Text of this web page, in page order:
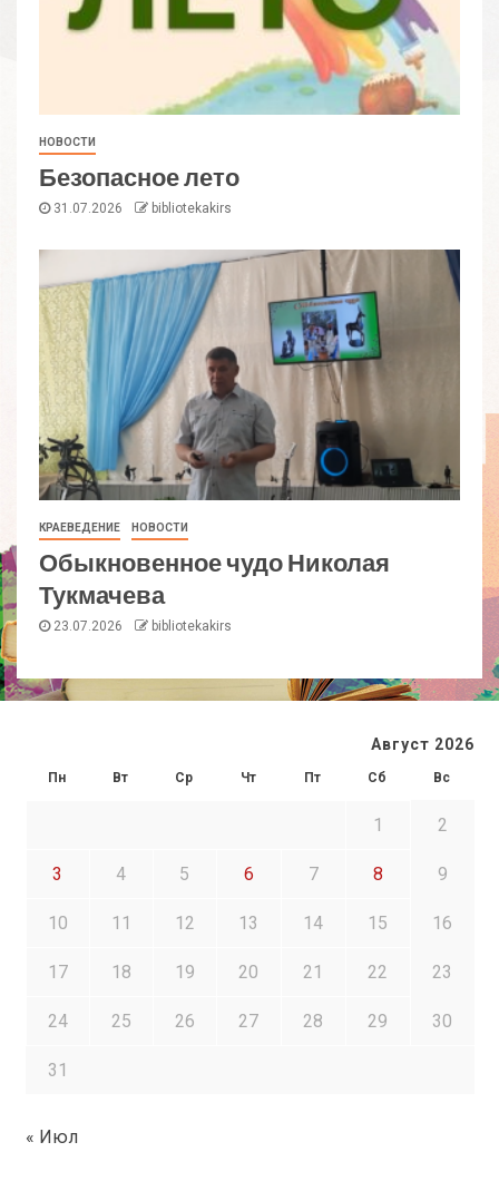
НОВОСТИ
Безопасное лето
31.07.2026 bibliotekakirs
КРАЕВЕДЕНИЕ НОВОСТИ
Обыкновенное чудо Николая
Тукмачева
23.07.2026 bibliotekakirs
Август 2026
Пн Вт Ср Чт Пт Сб Вс
1 2
3 4 5 6 7 8 9
10 11 12 13 14 15 16
17 18 19 20 21 22 23
24 25 26 27 28 29 30
31
« Июл